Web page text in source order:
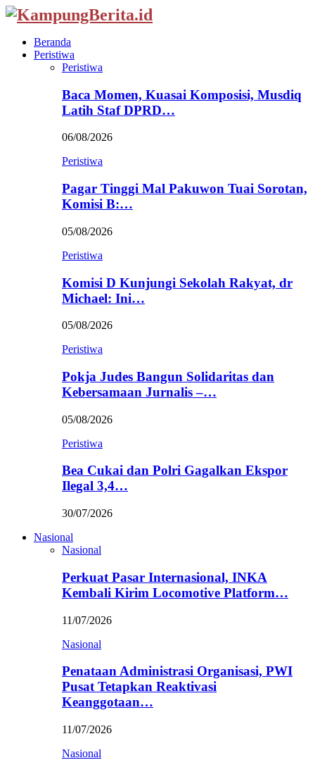
Beranda
Peristiwa
Peristiwa
Baca Momen, Kuasai Komposisi, Musdiq
Latih Staf DPRD…
06/08/2026
Peristiwa
Pagar Tinggi Mal Pakuwon Tuai Sorotan,
Komisi B:…
05/08/2026
Peristiwa
Komisi D Kunjungi Sekolah Rakyat, dr
Michael: Ini…
05/08/2026
Peristiwa
Pokja Judes Bangun Solidaritas dan
Kebersamaan Jurnalis –…
05/08/2026
Peristiwa
Bea Cukai dan Polri Gagalkan Ekspor
Ilegal 3,4…
30/07/2026
Nasional
Nasional
Perkuat Pasar Internasional, INKA
Kembali Kirim Locomotive Platform…
11/07/2026
Nasional
Penataan Administrasi Organisasi, PWI
Pusat Tetapkan Reaktivasi
Keanggotaan…
11/07/2026
Nasional